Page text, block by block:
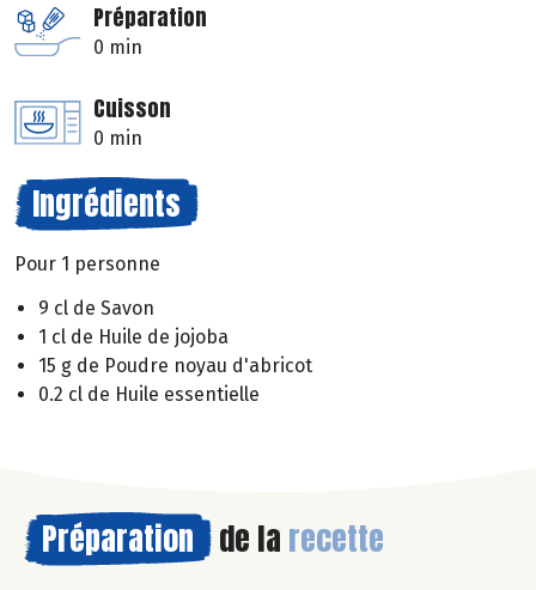
Préparation
0 min
Cuisson
0 min
Ingrédients
Pour 1 personne
9 cl de Savon
1 cl de Huile de jojoba
15 g de Poudre noyau d'abricot
0.2 cl de Huile essentielle
Préparation de la recette